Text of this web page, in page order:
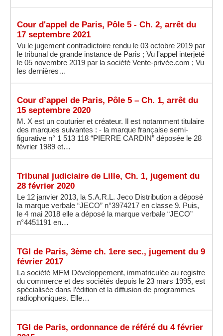
Cour d'appel de Paris, Pôle 5 - Ch. 2, arrêt du
17 septembre 2021
Vu le jugement contradictoire rendu le 03 octobre 2019 par
le tribunal de grande instance de Paris ; Vu l'appel interjeté
le 05 novembre 2019 par la société Vente-privée.com ; Vu
les dernières…
Cour d’appel de Paris, Pôle 5 – Ch. 1, arrêt du
15 septembre 2020
M. X est un couturier et créateur. Il est notamment titulaire
des marques suivantes : - la marque française semi-
figurative n° 1 513 118 “PIERRE CARDIN” déposée le 28
février 1989 et…
Tribunal judiciaire de Lille, Ch. 1, jugement du
28 février 2020
Le 12 janvier 2013, la S.A.R.L. Jeco Distribution a déposé
la marque verbale “JECO” n°3974217 en classe 9. Puis,
le 4 mai 2018 elle a déposé la marque verbale “JECO”
n°4451191 en…
TGI de Paris, 3ème ch. 1ere sec., jugement du 9
février 2017
La société MFM Développement, immatriculée au registre
du commerce et des sociétés depuis le 23 mars 1995, est
spécialisée dans l’édition et la diffusion de programmes
radiophoniques. Elle…
TGI de Paris, ordonnance de référé du 4 février